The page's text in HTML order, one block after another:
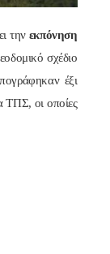
την εκπόνηση
σχέδιο
έξι
ΤΠΣ, οι οποίες